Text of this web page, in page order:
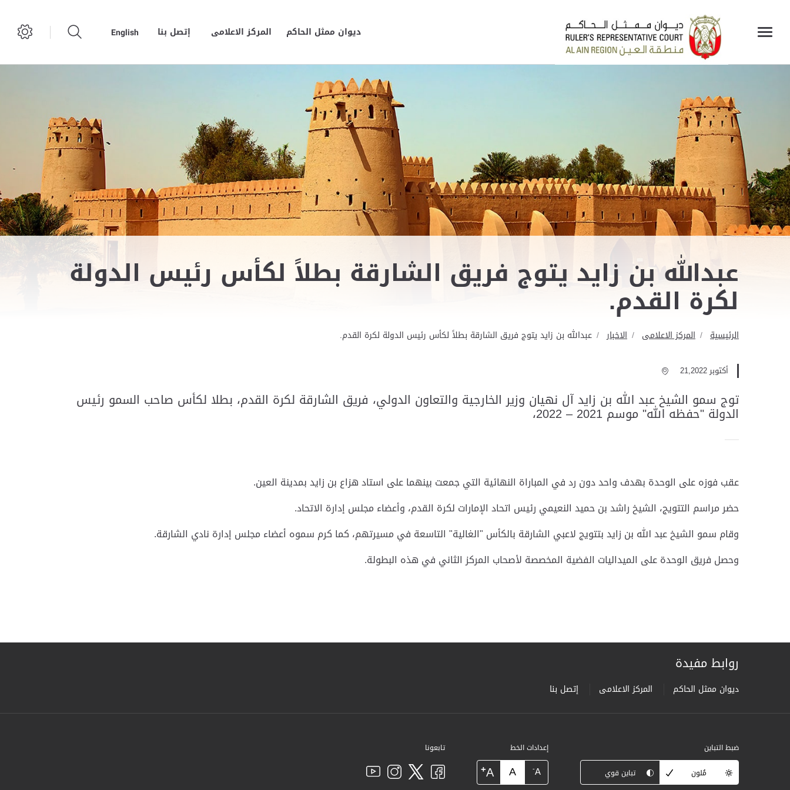
ديوان ممثل الحاكم المركز الاعلامى إتصل بنا English
عبدالله بن زايد يتوج فريق الشارقة بطلاً لكأس رئيس الدولة
لكرة القدم.
الرئيسية المركز الاعلامى الاخبار عبدالله بن زايد يتوج فريق الشارقة بطلاً لكأس رئيس الدولة لكرة القدم.
أكتوبر 21,2022
توج سمو الشيخ عبد الله بن زايد آل نهيان وزير الخارجية والتعاون الدولي، فريق الشارقة لكرة القدم، بطلا لكأس صاحب السمو رئيس
الدولة "حفظه الله" موسم 2021 – 2022،
عقب فوزه على الوحدة بهدف واحد دون رد في المباراة النهائية التي جمعت بينهما على استاد هزاع بن زايد بمدينة العين.
حضر مراسم التتويج، الشيخ راشد بن حميد النعيمي رئيس اتحاد الإمارات لكرة القدم، وأعضاء مجلس إدارة الاتحاد.
وقام سمو الشيخ عبد الله بن زايد بتتويج لاعبي الشارقة بالكأس "الغالية" التاسعة في مسيرتهم، كما كرم سموه أعضاء مجلس إدارة نادي الشارقة.
وحصل فريق الوحدة على الميداليات الفضية المخصصة لأصحاب المركز الثاني في هذه البطولة.
روابط مفيدة
ديوان ممثل الحاكم المركز الاعلامى إتصل بنا
ضبط التباين
مُلون
تباين قوي
إعدادات الخط
A
-
A
A
+
تابعونا